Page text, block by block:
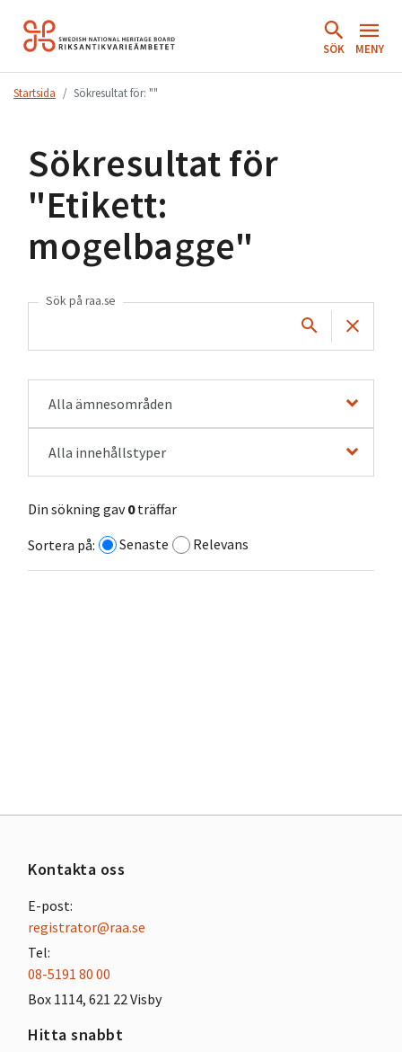
Hoppa
till
SÖK MENY
Startsida Sökresultat för: ""
Sökresultat för
"Etikett:
mogelbagge"
Sök på raa.se
Alla ämnesområden
Alla innehållstyper
Din sökning gav0träffar
Sortera på:
Senaste Relevans
Kontakta oss
E-post:
registrator@raa.se
Tel:
08-5191 80 00
Box 1114, 621 22 Visby
Hitta snabbt